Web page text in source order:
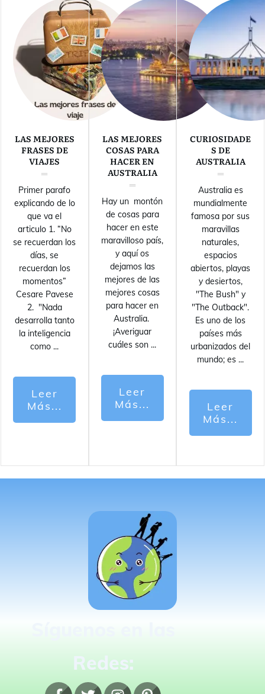
LAS MEJORES
FRASES DE
VIAJES
Primer parafo
explicando de lo
que va el
articulo 1. “No
se recuerdan los
días, se
recuerdan los
momentos”
Cesare Pavese
2. "Nada
desarrolla tanto
la inteligencia
como ...
Leer
Más...
LAS MEJORES
COSAS PARA
HACER EN
AUSTRALIA
Hay un montón
de cosas para
hacer en este
maravilloso país,
y aquí os
dejamos las
mejores de las
mejores cosas
para hacer en
Australia.
¡Averiguar
cuáles son ...
Leer
Más...
CURIOSIDADE
S DE
AUSTRALIA
Australia es
mundialmente
famosa por sus
maravillas
naturales,
espacios
abiertos, playas
y desiertos,
"The Bush" y
"The Outback".
Es uno de los
países más
urbanizados del
mundo; es ...
Leer
Más...
Redes: